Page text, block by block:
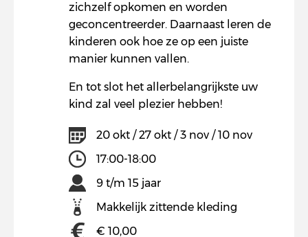
zichzelf opkomen en worden
geconcentreerder. Daarnaast leren de
kinderen ook hoe ze op een juiste
manier kunnen vallen.
En tot slot het allerbelangrijkste uw
kind zal veel plezier hebben!
20 okt / 27 okt / 3 nov / 10 nov
17:00-18:00
9 t/m 15 jaar
Makkelijk zittende kleding
€ 10,00